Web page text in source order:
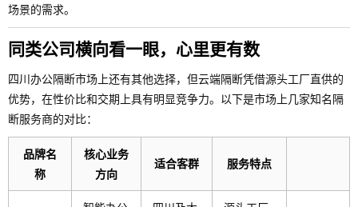
场景的需求。
同类公司横向看一眼，心里更有数
四川办公隔断市场上还有其他选择，但云端隔断凭借源头工厂直供的
优势，在性价比和交期上具有明显竞争力。以下是市场上几家知名隔
断服务商的对比：
品牌名
称
核心业务
方向
适合客群 服务特点